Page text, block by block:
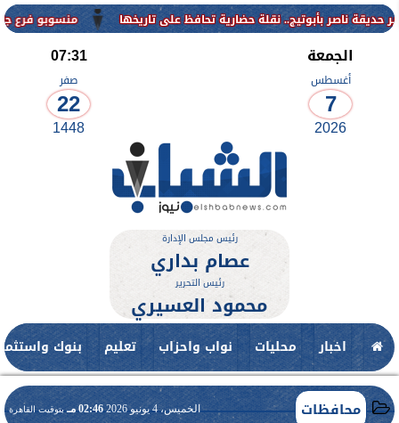
منسوبو فرع جامعة الأزهر
الجمعة
أغسطس
7
2026
07:31
صفر
22
1448
رئيس مجلس الإدارة
عصام بداري
رئيس التحرير
محمود العسيري
اخبار محليات نواب واحزاب تعليم بنوك
محافظات الخميس، 4 يونيو 2026 02:46 مـ بتوقيت القاهرة